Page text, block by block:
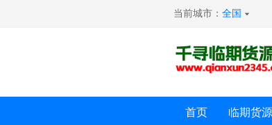
当前城市：全国
首页 临期货源